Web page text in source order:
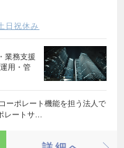
日祝休み
業務支援
用・管
ーポレート機能を担う法人で
レートサ…